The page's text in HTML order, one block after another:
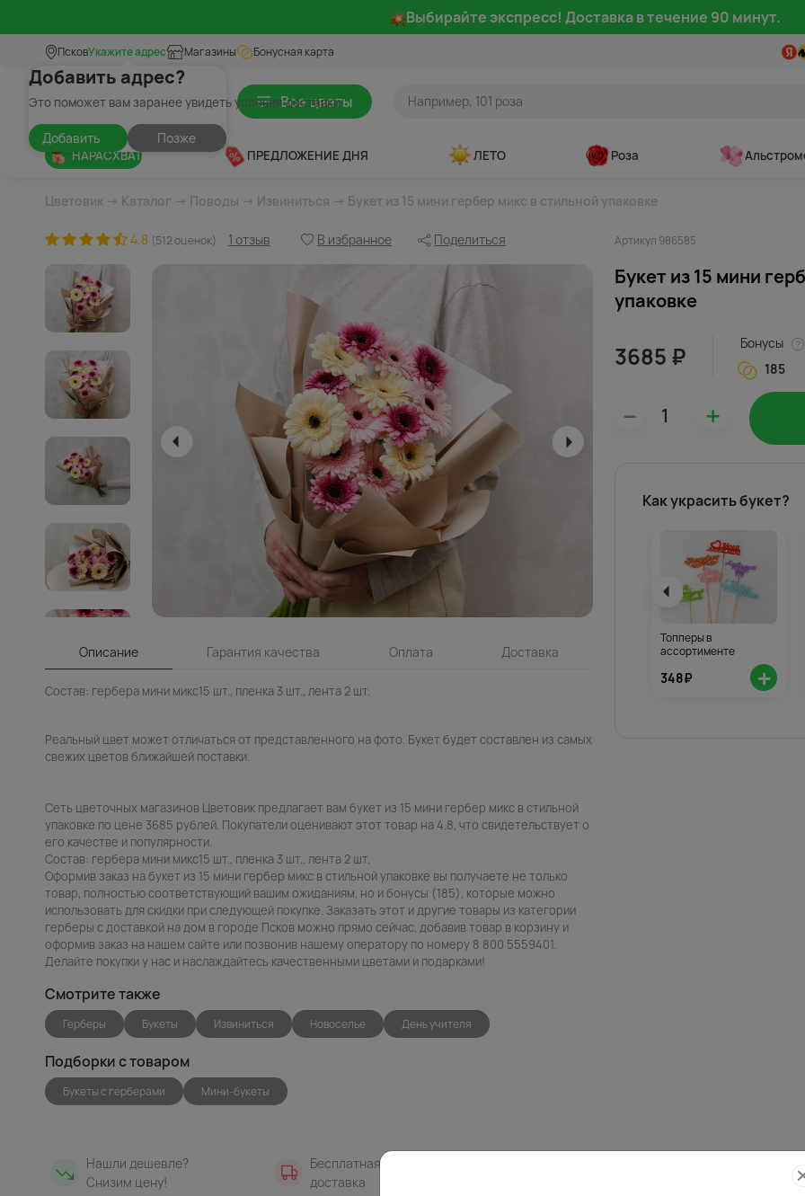
Выбирайте экспресс! Доставка в течение 90 минут.
ПсковУкажите адрес
Добавить адрес?
Это поможет вам заранее увидеть условия доставки
Добавить Позже
Магазины Бонусная карта
Все цветы
НАРАСХВАТ ПРЕДЛОЖЕНИЕ ДНЯ ЛЕТО Роза
Цветовик → Каталог → Поводы → Извиниться → Букет из 15 мини гербер микс в стильной упаковке
4.8 (512 оценок) 1 отзыв В избранное Поделиться Артикул 986585
Описание Гарантия качества Оплата Доставка
Состав: гербера мини микс15 шт., пленка 3 шт., лента 2 шт.
Реальный цвет может отличаться от представленного на фото. Букет будет составлен из самых
свежих цветов ближайшей поставки.
Сеть цветочных магазинов Цветовик предлагает вам букет из 15 мини гербер микс в стильной
упаковке по цене 3685 рублей. Покупатели оценивают этот товар на 4.8, что свидетельствует о
его качестве и популярности.
Состав: гербера мини микс15 шт., пленка 3 шт., лента 2 шт.
Оформив заказ на букет из 15 мини гербер микс в стильной упаковке вы получаете не только
товар, полностью соответствующий вашим ожиданиям, но и бонусы (185), которые можно
использовать для скидки при следующей покупке. Заказать этот и другие товары из категории
герберы с доставкой на дом в городе Псков можно прямо сейчас, добавив товар в корзину и
оформив заказ на нашем сайте или позвонив нашему оператору по номеру 8 800 5559401.
Делайте покупки у нас и наслаждайтесь качественными цветами и подарками!
Букет из 15 мини
упаковке
3685 ₽
Бонусы
185
– +
Как украсить букет?
Топперы в
ассортименте
348₽ +
Смотрите также
Герберы Букеты Извиниться Новоселье День учителя
Подборки с товаром
Букеты с герберами Мини-букеты
Нашли дешевле?
Снизим цену!
Бесплатная
доставка